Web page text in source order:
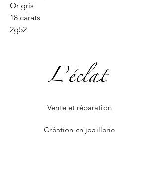
Or gris
18 carats
2g52
Vente et réparation
Création en joaillerie